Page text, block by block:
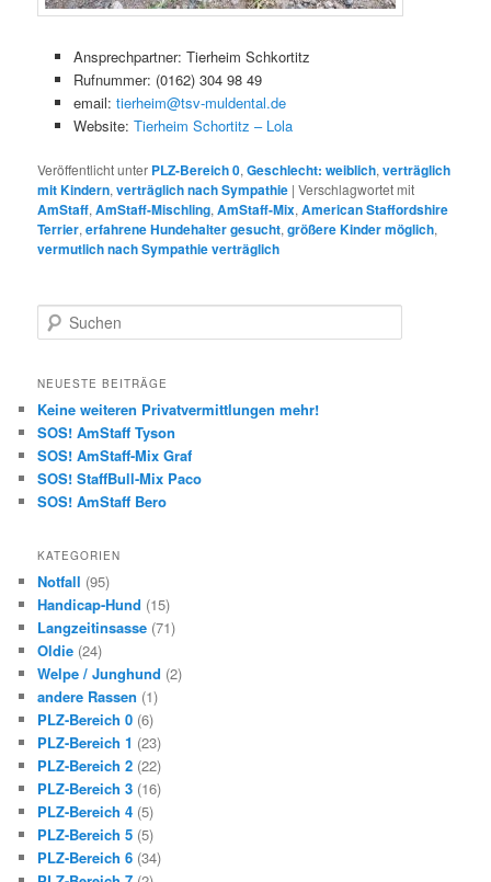
Ansprechpartner: Tierheim Schkortitz
Rufnummer: (0162) 304 98 49
email: tierheim@tsv-muldental.de
Website: Tierheim Schortitz – Lola
Veröffentlicht unter PLZ-Bereich 0,Geschlecht: weiblich,verträglich
mit Kindern,verträglich nach Sympathie |Verschlagwortet mit
AmStaff,AmStaff-Mischling,AmStaff-Mix,American Staffordshire
Terrier,erfahrene Hundehalter gesucht,größere Kinder möglich,
vermutlich nach Sympathie verträglich
u
h
n
NEUESTE BEITRÄGE
Keine weiteren Privatvermittlungen mehr!
SOS! AmStaff Tyson
SOS! AmStaff-Mix Graf
SOS! StaffBull-Mix Paco
SOS! AmStaff Bero
KATEGORIEN
Notfall (95)
Handicap-Hund (15)
Langzeitinsasse (71)
Oldie (24)
Welpe / Junghund (2)
andere Rassen (1)
PLZ-Bereich 0 (6)
PLZ-Bereich 1 (23)
PLZ-Bereich 2 (22)
PLZ-Bereich 3 (16)
PLZ-Bereich 4 (5)
PLZ-Bereich 5 (5)
PLZ-Bereich 6 (34)